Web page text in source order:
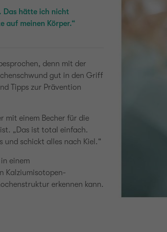
Das hätte ich nicht
auf meinen Körper.“
denn mit der
gut in den Griff
Tipps zur Prävention
mit einem Becher für die
„Das ist total einfach.
und schickt alles nach Kiel.“
einem
Kalziumisotopen-
erkennen kann.